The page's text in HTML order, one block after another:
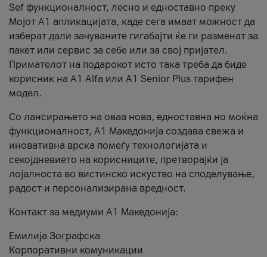
Sef функционалност, лесно и едноставно преку
Мојот А1 апликацијата, каде сега имаат можност да
изберат дали зачуваните гигабајти ќе ги разменат за
пакет или сервис за себе или за свој пријател.
Примателот на подарокот исто така треба да биде
корисник на А1 Alfa или A1 Senior Plus тарифен
модел.
Со лансирањето на оваа нова, едноставна но моќна
функционалност, А1 Македонија создава свежа и
иновативна врска помеѓу технологијата и
секојдневието на корисниците, претворајќи ја
лојалноста во вистинско искуство на споделување,
радост и персонализирана вредност.
Контакт за медиуми А1 Македонија:
Емилија Зографска
Корпоративни комуникации